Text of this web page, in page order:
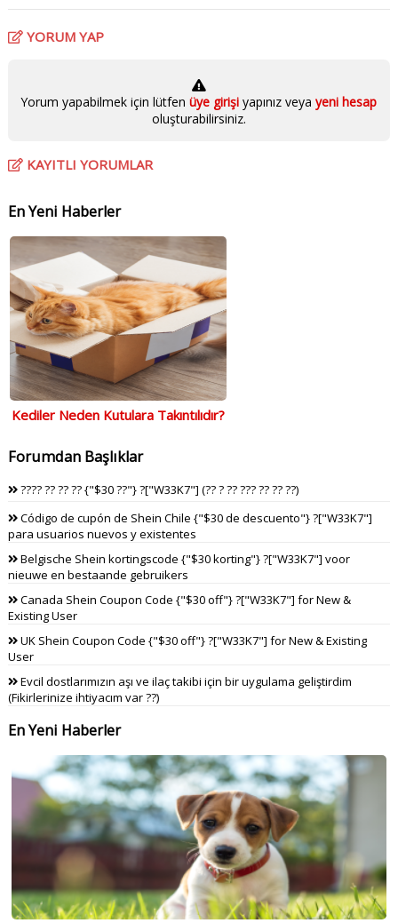
YORUM YAP
Yorum yapabilmek için lütfenüye girişiyapınız veya yeni hesap
oluşturabilirsiniz.
KAYITLI YORUMLAR
En Yeni Haberler
Kediler Neden Kutulara Takıntılıdır?
Forumdan Başlıklar
???? ?? ?? ?? {"$30 ??"} ?["W33K7"] (?? ? ?? ??? ?? ?? ??)
Código de cupón de Shein Chile {"$30 de descuento"} ?["W33K7"]
para usuarios nuevos y existentes
Belgische Shein kortingscode {"$30 korting"} ?["W33K7"] voor
nieuwe en bestaande gebruikers
Canada Shein Coupon Code {"$30 off"} ?["W33K7"] for New &
Existing User
UK Shein Coupon Code {"$30 off"} ?["W33K7"] for New & Existing
User
Evcil dostlarımızın aşı ve ilaç takibi için bir uygulama geliştirdim
(Fikirlerinize ihtiyacım var ??)
En Yeni Haberler